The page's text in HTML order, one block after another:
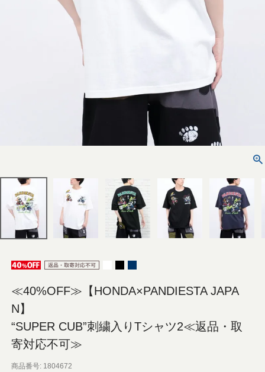
≪40%OFF≫【HONDA×PANDIESTA JAPA
N】
“SUPER CUB”刺繍入りTシャツ2≪返品・取
寄対応不可≫
商品番号 1804672